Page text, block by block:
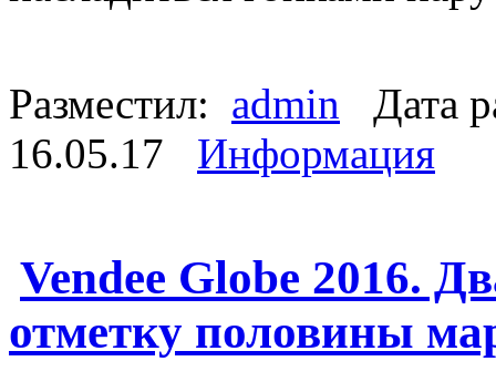
Разместил: admin Дата
16.05.17 Информация
Vendee Globe 2016.
отметку половины